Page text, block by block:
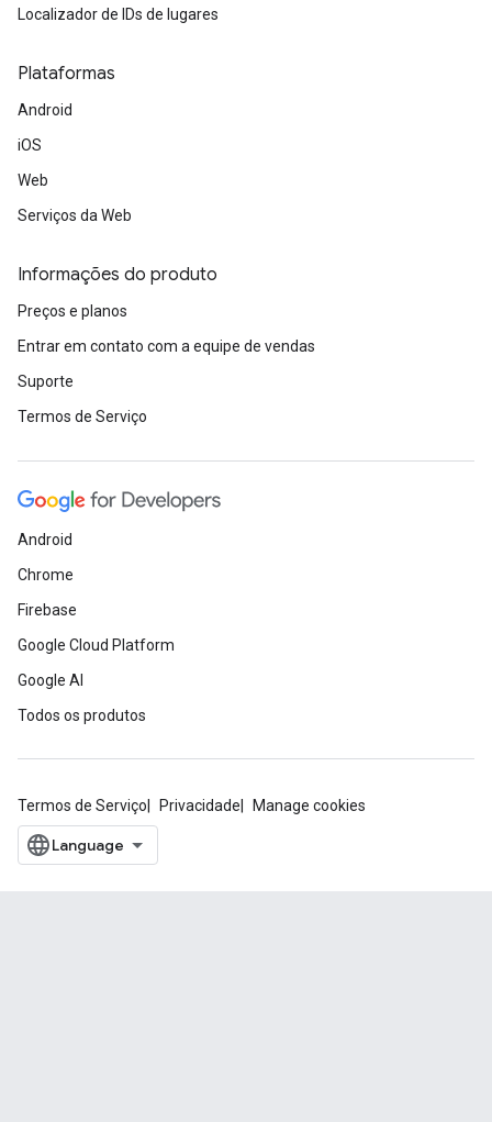
Localizador de IDs de lugares
Plataformas
Android
iOS
Web
Serviços da Web
Informações do produto
Preços e planos
Entrar em contato com a equipe de vendas
Suporte
Termos de Serviço
Android
Chrome
Firebase
Google Cloud Platform
Google AI
Todos os produtos
Termos de Serviço Privacidade Manage cookies